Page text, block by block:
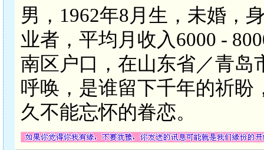
男，1962年8月生，未婚，
业者，平均月收入6000 -
南区户口，在山东省／青岛
呼唤，是谁留下千年的祈盼
久不能忘怀的眷恋。